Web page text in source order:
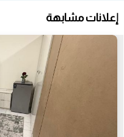
إعلانات مشابهة